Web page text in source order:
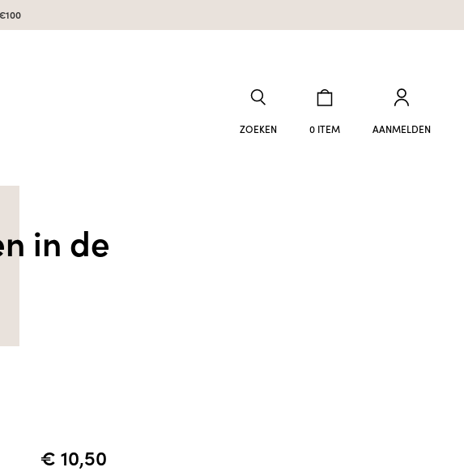
ZOEKEN 0 ITEM AANMELDEN
in de
€ 10,50